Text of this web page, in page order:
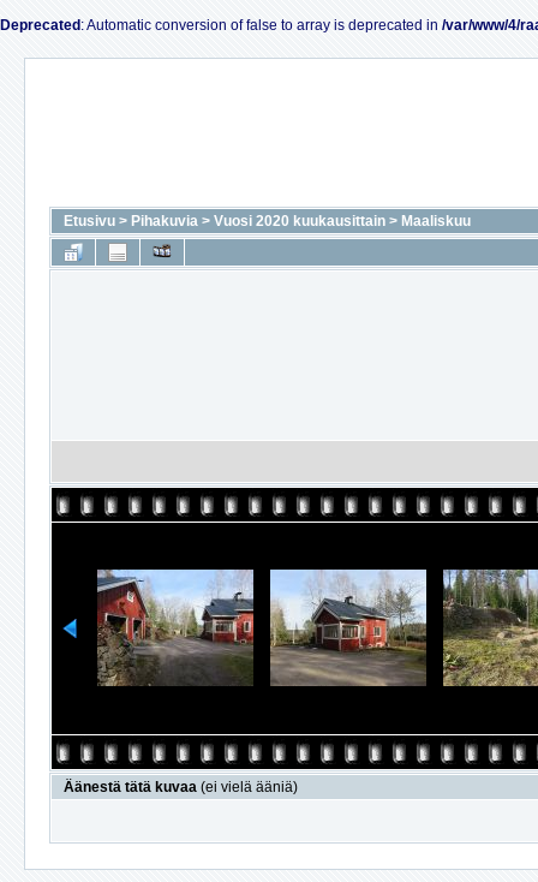
Deprecated : Automatic conversion of false to array is deprecated in /var/www/4/
Etusivu > Pihakuvia > Vuosi 2020 kuukausittain > Maaliskuu
Äänestä tätä kuvaa (ei vielä ääniä)